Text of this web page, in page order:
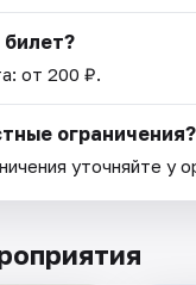
от 200 ₽.
ограничения?
уточняйте у